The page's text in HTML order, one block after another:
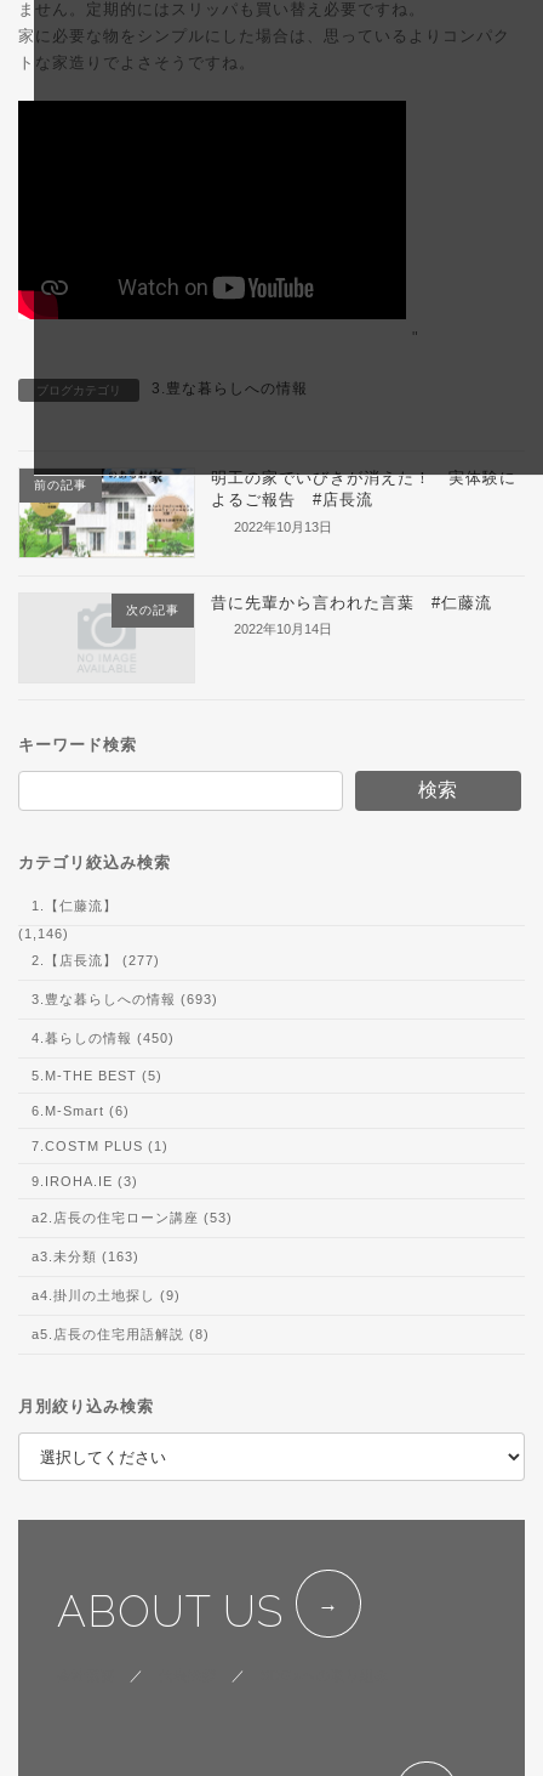
ません。定期的にはスリッパも買い替え必要ですね。
家に必要な物をシンプルにした場合は、思っているよりコンパク
トな家造りでよさそうですね。
"
ブログカテゴリ 3.豊な暮らしへの情報
前の記事
明工の家でいびきが消えた！ 実体験に
よるご報告 #店長流
2022年10月13日
次の記事 昔に先輩から言われた言葉 #仁藤流
2022年10月14日
キーワード検索
検索
カテゴリ絞込み検索
1.【仁藤流】
(1,146)
2.【店長流】 (277)
3.豊な暮らしへの情報 (693)
4.暮らしの情報 (450)
5.M-THE BEST (5)
6.M-Smart (6)
7.COSTM PLUS (1)
9.IROHA.IE (3)
a2.店長の住宅ローン講座 (53)
a3.未分類 (163)
a4.掛川の土地探し (9)
a5.店長の住宅用語解説 (8)
月別絞り込み検索
ABOUT US
／ ／